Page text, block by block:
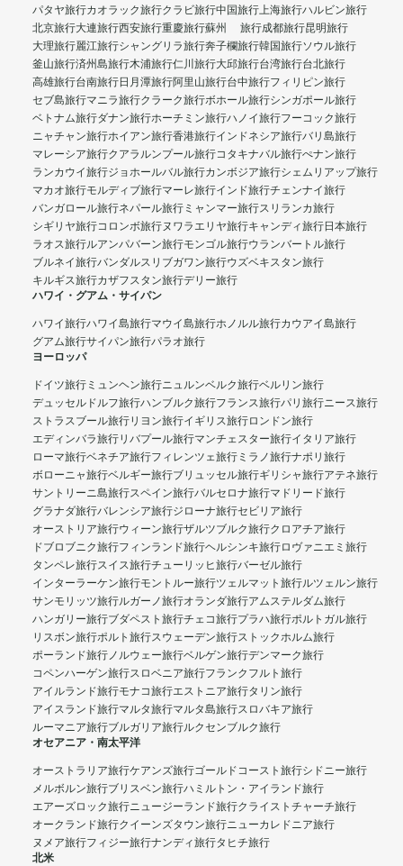
パタヤ旅行カオラック旅行クラビ旅行中国旅行上海旅行ハルビン旅行
北京旅行大連旅行西安旅行重慶旅行蘇州 旅行成都旅行昆明旅行
大理旅行麗江旅行シャングリラ旅行奔子欄旅行韓国旅行ソウル旅行
釜山旅行済州島旅行木浦旅行仁川旅行大邱旅行台湾旅行台北旅行
高雄旅行台南旅行日月潭旅行阿里山旅行台中旅行フィリピン旅行
セブ島旅行マニラ旅行クラーク旅行ボホール旅行シンガポール旅行
ベトナム旅行ダナン旅行ホーチミン旅行ハノイ旅行フーコック旅行
ニャチャン旅行ホイアン旅行香港旅行インドネシア旅行バリ島旅行
マレーシア旅行クアラルンプール旅行コタキナバル旅行ぺナン旅行
ランカウイ旅行ジョホールバル旅行カンボジア旅行シェムリアップ旅行
マカオ旅行モルディブ旅行マーレ旅行インド旅行チェンナイ旅行
バンガロール旅行ネパール旅行 ミャンマー旅行スリランカ旅行
シギリヤ旅行コロンボ旅行ヌワラエリヤ旅行キャンディ旅行日本旅行
ラオス旅行ルアンパバーン旅行モンゴル旅行ウランバートル旅行
ブルネイ旅行バンダルスリブガワン旅行ウズベキスタン旅行
キルギス旅行カザフスタン旅行デリー旅行
ハワイ・グアム・サイパン
ハワイ旅行ハワイ島旅行マウイ島旅行ホノルル旅行カウアイ島旅行
グアム旅行サイパン旅行パラオ旅行
ヨーロッパ
ドイツ旅行 ミュンヘン旅行ニュルンベルク旅行ベルリン旅行
デュッセルドルフ旅行ハンブルク旅行フランス旅行パリ旅行ニース旅行
ストラスブール旅行リヨン旅行イギリス旅行ロンドン旅行
エディンバラ旅行リバプール旅行マンチェスター旅行イタリア旅行
ローマ旅行ベネチア旅行フィレンツェ旅行 ミラノ旅行ナポリ旅行
ボローニャ旅行ベルギー旅行ブリュッセル旅行ギリシャ旅行アテネ旅行
サントリーニ島旅行スペイン旅行バルセロナ旅行マドリード旅行
グラナダ旅行バレンシア旅行ジローナ旅行セビリア旅行
オーストリア旅行ウィーン旅行ザルツブルク旅行クロアチア旅行
ドブロブニク旅行フィンランド旅行ヘルシンキ旅行ロヴァニエミ旅行
タンペレ旅行スイス旅行チューリッヒ旅行バーゼル旅行
インターラーケン旅行モントルー旅行ツェルマット旅行ルツェルン旅行
サンモリッツ旅行ルガーノ旅行オランダ旅行アムステルダム旅行
ハンガリー旅行ブダペスト旅行チェコ旅行プラハ旅行ポルトガル旅行
リスボン旅行ポルト旅行スウェーデン旅行ストックホルム旅行
ポーランド旅行ノルウェー旅行ベルゲン旅行デンマーク旅行
コペンハーゲン旅行スロベニア旅行フランクフルト旅行
アイルランド旅行モナコ旅行エストニア旅行タリン旅行
アイスランド旅行マルタ旅行マルタ島旅行スロバキア旅行
ルーマニア旅行ブルガリア旅行ルクセンブルク旅行
オセアニア・南太平洋
オーストラリア旅行ケアンズ旅行ゴールドコースト旅行シドニー旅行
メルボルン旅行ブリスベン旅行ハミルトン・アイランド旅行
エアーズロック旅行ニュージーランド旅行クライストチャーチ旅行
オークランド旅行クイーンズタウン旅行ニューカレドニア旅行
ヌメア旅行フィジー旅行ナンディ旅行タヒチ旅行
北米